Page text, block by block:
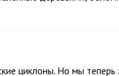
циклоны. Но мы